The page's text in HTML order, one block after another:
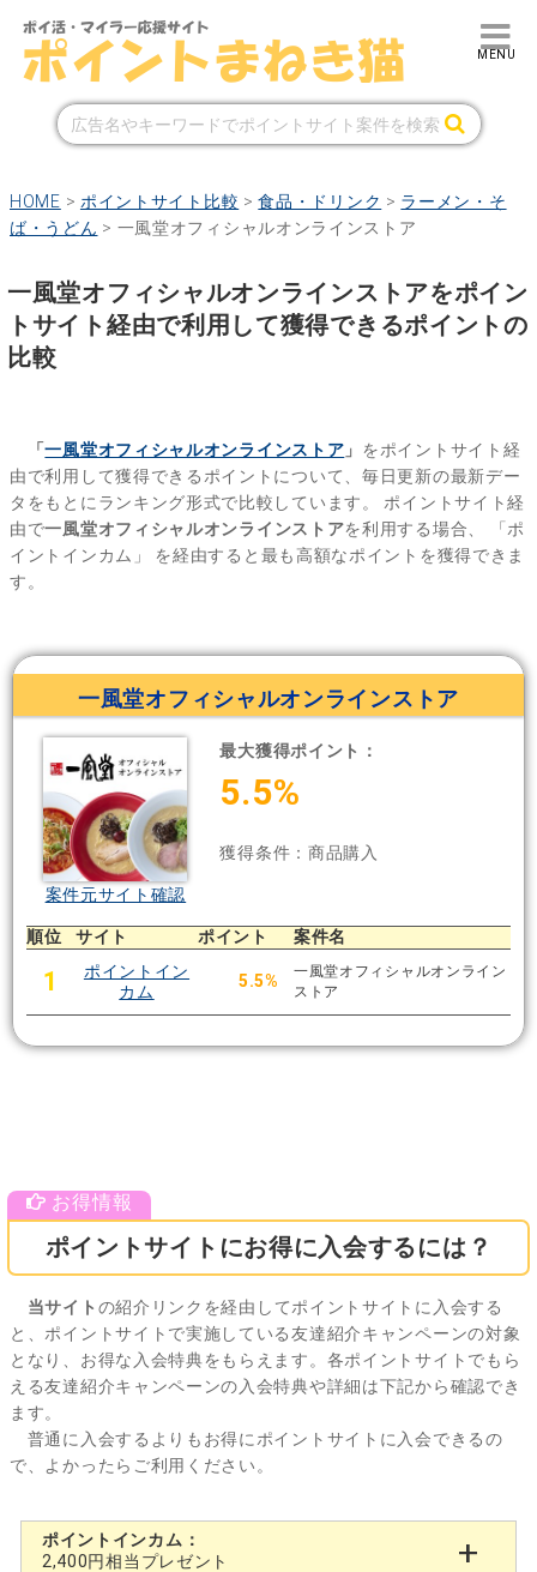
HOME > ポイントサイト比較 >食品・ドリンク > ラーメン・そ
ば・うどん > 一風堂オフィシャルオンラインストア
一風堂オフィシャルオンラインストアをポイン
トサイト経由で利用して獲得できるポイントの
比較
「一風堂オフィシャルオンラインストア 」 をポイントサイト経
由で利用して獲得できるポイントについて、毎日更新の最新デー
タをもとにランキング形式で比較しています。 ポイントサイト経
由で一風堂オフィシャルオンラインストアを利用する場合、
「ポ
イントインカム」
を経由すると最も高額なポイントを獲得できま
す。
一風堂オフィシャルオンラインストア
案件元サイト確認
最大獲得ポイント：
5.5%
獲得条件：商品購入
順位 サイト ポイント 案件名
1
ポイントイン
カム
5.5%
一風堂オフィシャルオンライン
ストア
ポイントサイトにお得に入会するには？
当サイト の紹介リンクを経由してポイントサイトに入会する
と、ポイントサイトで実施している友達紹介キャンペーンの対象
となり、お得な入会特典をもらえます。各ポイントサイトでもら
える友達紹介キャンペーンの入会特典や詳細は下記から確認でき
ます。
普通に入会するよりもお得にポイントサイトに入会できるの
で、よかったらご利用ください。
ポイントインカム：
2,400円相当プレゼント